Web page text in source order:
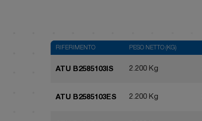
RIFERIMENTO PESO NETTO (KG)
ATU B2585103IS 2.200 Kg
ATU B2585103ES 2.200 Kg